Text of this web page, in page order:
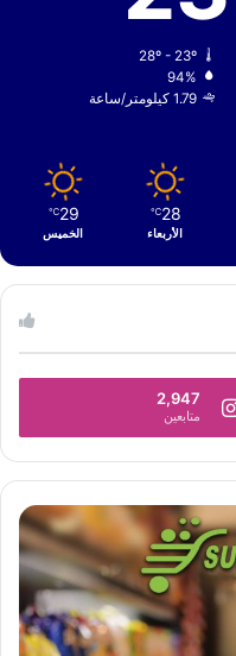
28º - 23º
94%
1.79 كيلومتر/ساعة
28
℃
الأربعاء
29
℃
الخميس
2,947
متابعين